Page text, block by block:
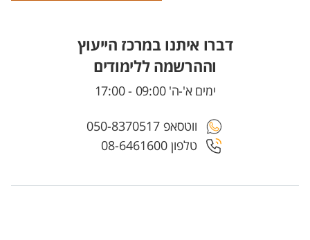
דברו איתנו במרכז הייעוץ
וההרשמה ללימודים
ימים א'-ה' 09:00 - 17:00
טלפון 08-6461600
ווטסאפ 050-8370517